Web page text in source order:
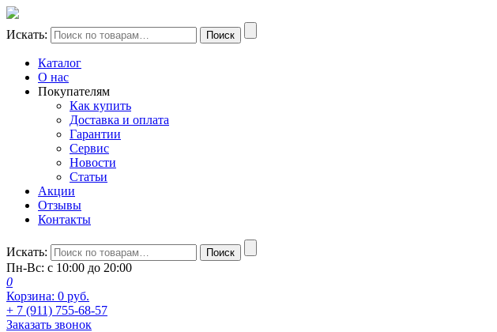
Искать: Поиск
Каталог
О нас
Покупателям
Как купить
Доставка и оплата
Гарантии
Сервис
Новости
Статьи
Акции
Отзывы
Контакты
Искать: Поиск
Пн-Вс: с 10:00 до 20:00
0
Корзина: 0 руб.
+ 7 (911) 755-68-57
Заказать звонок